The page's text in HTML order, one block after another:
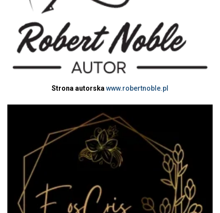
Strona autorska www.robertnoble.pl